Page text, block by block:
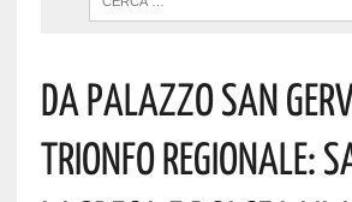
Da Palazzo San
Trionfo Regionale: